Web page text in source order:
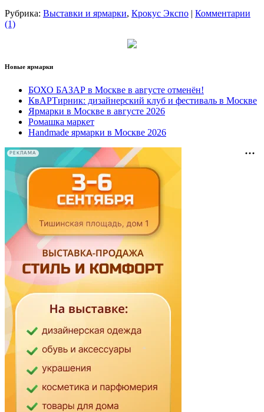
Рубрика: Выставки и ярмарки, Крокус Экспо | Комментарии
(1)
Новые ярмарки
БОХО БАЗАР в Москве в августе отменён!
КвАРТирник: дизайнерский клуб и фестиваль в Москве
Ярмарки в Москве в августе 2026
Ромашка маркет
Handmade ярмарки в Москве 2026
РЕКЛАМА